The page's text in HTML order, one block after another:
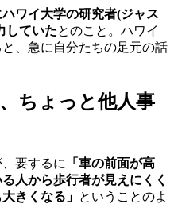
ワイ大学の研究者(ジャス
していたとのこと。ハワイ
、急に自分たちの足元の話
ちょっと他人事
要するに
「車の前面が高
人から歩行者が見えにくく
きくなる」 ということのよ